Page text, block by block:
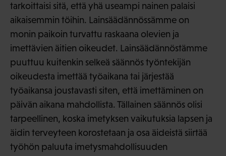
tarkoittaisi sitä, että yhä useampi nainen palaisi
aikaisemmin töihin. Lainsäädännössämme on
monin paikoin turvattu raskaana olevien ja
imettävien äitien oikeudet. Lainsäädännöstämme
puuttuu kuitenkin selkeä säännös työntekijän
oikeudesta imettää työaikana tai järjestää
työaikansa joustavasti siten, että imettäminen on
päivän aikana mahdollista. Tällainen säännös olisi
tarpeellinen, koska imetyksen vaikutuksia lapsen ja
äidin terveyteen korostetaan ja osa äideistä siirtää
työhön paluuta imetysmahdollisuuden